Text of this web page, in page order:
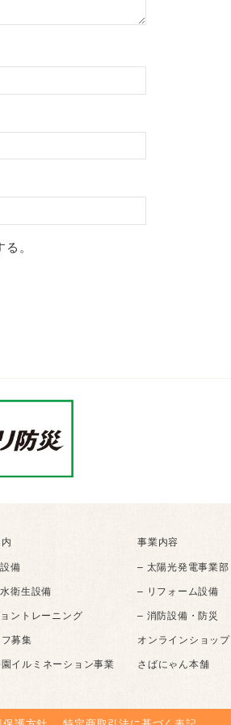
。
事業内容
備
– 太陽光発電事業部
衛生設備
– リフォーム設備
ントレーニング
– 消防設備・防災
募集
オンラインショップ
イルミネーション事業
さばにゃん本舗